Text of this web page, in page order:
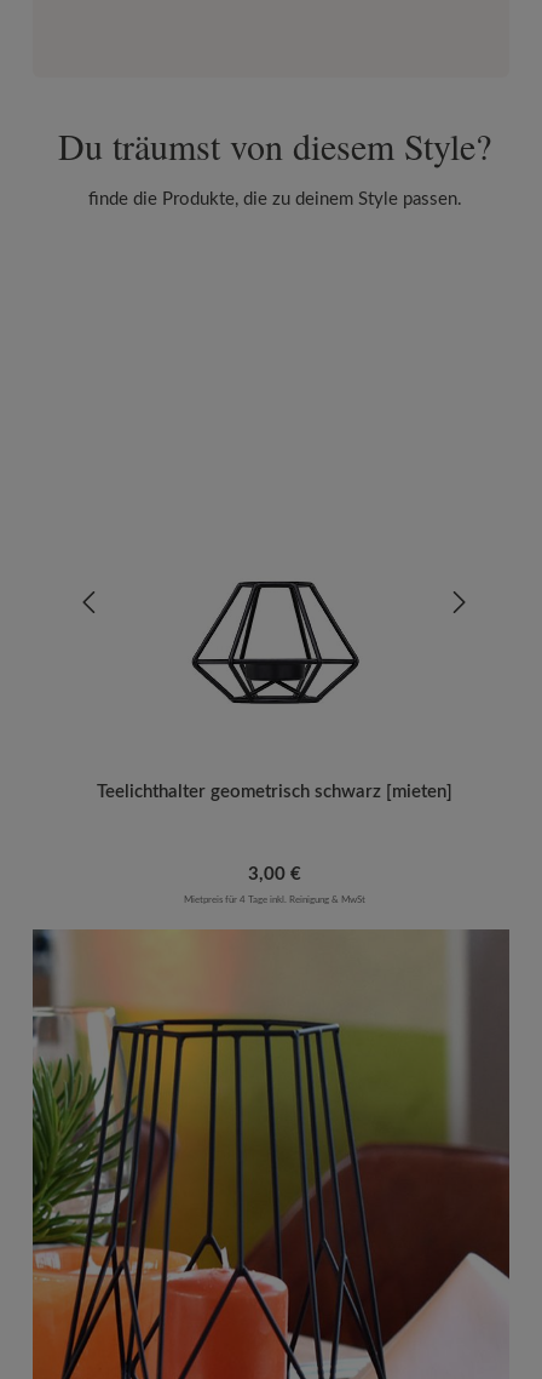
Du träumst von diesem Style?
finde die Produkte, die zu deinem Style passen.
Teelichthalter geometrisch schwarz [mieten]
Regulärer Preis:
3,00 €
Mietpreis für 4 Tage inkl. Reinigung & MwSt